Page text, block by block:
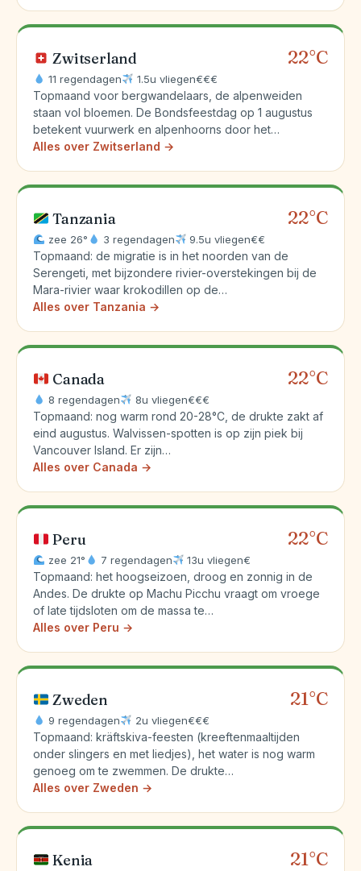
Zwitserland 22°C
11 regendagen 1.5u vliegen€€€
Topmaand voor bergwandelaars, de alpenweiden
staan vol bloemen. De Bondsfeestdag op 1 augustus
betekent vuurwerk en alpenhoorns door het…
Alles over Zwitserland →
Tanzania 22°C
zee 26° 3 regendagen 9.5u vliegen€€
Topmaand: de migratie is in het noorden van de
Serengeti, met bijzondere rivier-overstekingen bij de
Mara-rivier waar krokodillen op de…
Alles over Tanzania →
Canada 22°C
8 regendagen 8u vliegen€€€
Topmaand: nog warm rond 20-28°C, de drukte zakt af
eind augustus. Walvissen-spotten is op zijn piek bij
Vancouver Island. Er zijn…
Alles over Canada →
Peru 22°C
zee 21° 7 regendagen 13u vliegen€
Topmaand: het hoogseizoen, droog en zonnig in de
Andes. De drukte op Machu Picchu vraagt om vroege
of late tijdsloten om de massa te…
Alles over Peru →
Zweden 21°C
9 regendagen 2u vliegen€€€
Topmaand: kräftskiva-feesten (kreeftenmaaltijden
onder slingers en met liedjes), het water is nog warm
genoeg om te zwemmen. De drukte…
Alles over Zweden →
Kenia 21°C